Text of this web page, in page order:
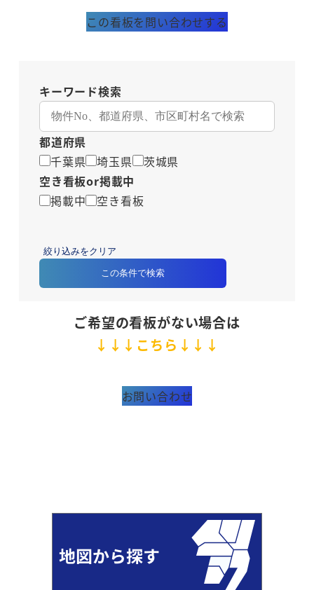
この看板を問い合わせする
キーワード検索
都道府県
千葉県
埼玉県
茨城県
空き看板or掲載中
掲載中
空き看板
絞り込みをクリア
この条件で検索
ご希望の看板がない場合は
↓↓↓こちら↓↓↓
お問い合わせ